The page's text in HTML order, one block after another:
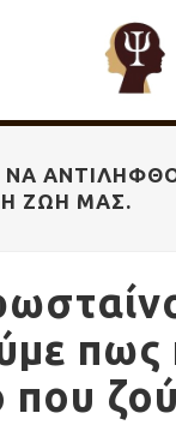
ΝΑ
ΖΩΉ ΜΑΣ.
πως
που